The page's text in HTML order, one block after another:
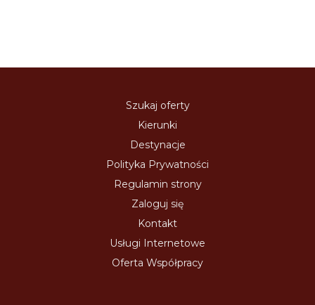
Szukaj oferty
Kierunki
Destynacje
Polityka Prywatności
Regulamin strony
Zaloguj się
Kontakt
Usługi Internetowe
Oferta Współpracy